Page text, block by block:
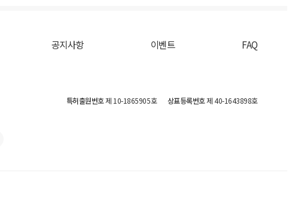
공지사항 이벤트 FAQ
특허출원번호제 10-1865905호 상표등록번호제 40-1643898호